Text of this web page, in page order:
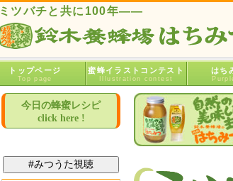
ミツバチと共に100年――
トップページ
Top page
蜜蜂イラストコンテスト
Illustration contest
はち
今日の蜂蜜レシピ
click here !